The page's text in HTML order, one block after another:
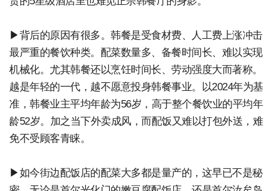
▶背后的原因有很多。韩餐是受食材费、人工费上涨冲击
最严重的餐饮种类。配菜数量多、备餐时间长、难以实现
机械化。尤其韩餐还以烹饪时间长、劳动强度大而著称。
越是年轻的一代，越不愿意投身韩餐事业。以2024年为基
准，韩餐业主平均年龄为56岁，高于整个餐饮业的平均年
龄52岁。加之当下外卖成风，而配饭又难以打包外送，难
免不受顾客青睐。
▶如今街边配饭店的配菜大多都是量产的，这早已不是秘